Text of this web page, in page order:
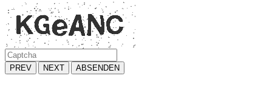
PREV NEXT ABSENDEN